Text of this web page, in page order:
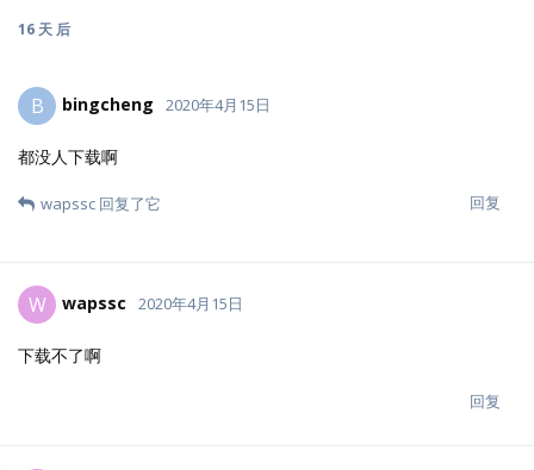
16 天 后
B bingcheng 2020年4月15日
都没人下载啊
回复
wapssc 回复了它
W wapssc 2020年4月15日
下载不了啊
回复